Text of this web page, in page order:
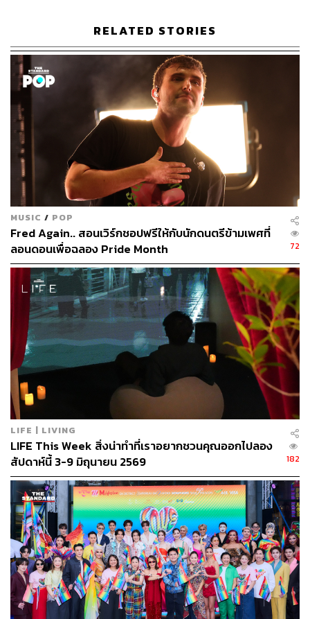
เสนอแนะในการเป็นสมาชิกที่ดียิ่งขึ้น
เมื่อเดือนที่แล้ว OREO ยังได้ปล่อยภาพยนตร์สั้นเรื่องThe
Noteเกี่ยวกับชายชาวจีน-อเมริกันที่เตรียมจะ Come Out กับ
คุณยายและสมาชิกคนอื่นๆ ในครอบครัวของเขา โดย
Portale ยังอธิบายต่ออีกว่า เธอเชื่อว่าการสนับสนุนอย่างต่อ
เนื่องและการได้รับการยอมรับจากสาธารณชนเป็นส่วน
สำคัญในการเป็นแนวร่วม
“เราหวังว่าพ่อแม่ ครอบครัว หรือเพื่อนที่เป็น LGBTQ+ ไม่ว่า
พวกเขาจะอยู่ที่ไหนก็ตาม ผู้ที่รับชมThe Noteจะได้รับแรง
บันดาลใจในการสนับสนุนชุมชน LGBTQ+ ต่อๆ ไป” เธอทิ้ง
ท้าย
อ้างอิง:
https://www.foodandwine.com/news/oreo-pride-cooki
e-packs-pflag
TAGS: Pride Month Oreo
248
ABOUT THE AUTHOR
รวิสรา แจ่มถาวร
นักศึกษาฝึกงาน The Standard Pop
RELATED STORIES
MUSIC / POP
Fred Again.. สอนเวิร์กชอปฟรีให้กับนักดนตรีข้ามเพศที่
ลอนดอนเพื่อฉลอง Pride Month
72
LIFE | LIVING
LIFE This Week สิ่งน่าทำที่เราอยากชวนคุณออกไปลอง
สัปดาห์นี้ 3-9 มิถุนายน 2569
182